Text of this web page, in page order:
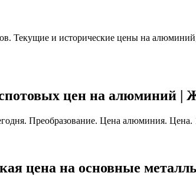
и исторические цены на
цен на алюминий |
Преобразование. Цена алюминия. Цена.
цена на основные